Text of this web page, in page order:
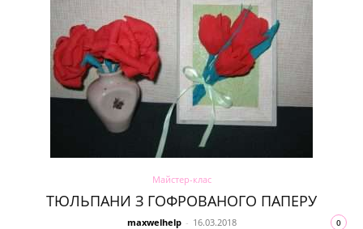
Майстер-клас
ТЮЛЬПАНИ З ГОФРОВАНОГО ПАПЕРУ
maxwelhelp - 16.03.2018 0